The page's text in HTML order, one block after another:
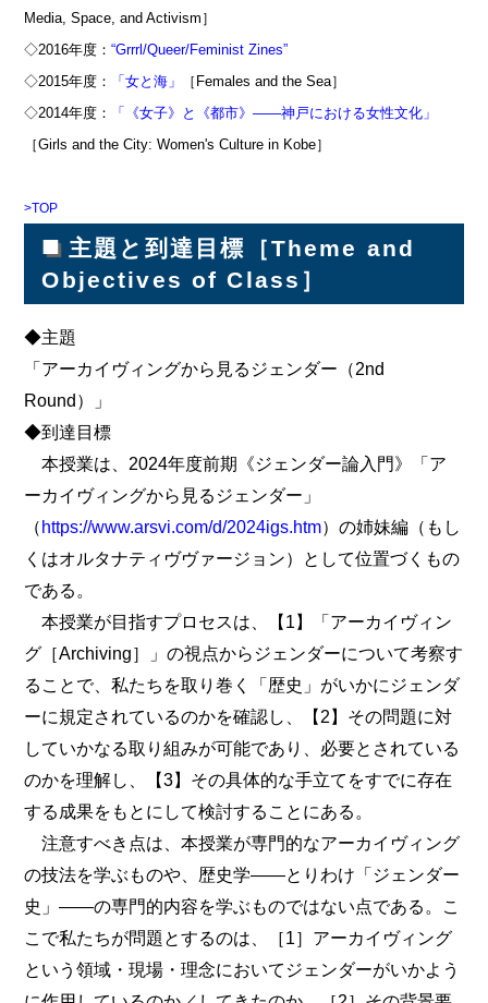
Media, Space, and Activism］
◇2016年度：“Grrrl/Queer/Feminist Zines”
◇2015年度：
「女と海」
［Females and the Sea］
◇2014年度：
「《女子》と《都市》――神戸における女性文化」
［Girls and the City: Women's Culture in Kobe］
>TOP
■ 主題と到達目標［Theme and
Objectives of Class］
◆主題
「アーカイヴィングから見るジェンダー（2nd
Round）」
◆到達目標
本授業は、2024年度前期《ジェンダー論入門》「ア
ーカイヴィングから見るジェンダー」
（https://www.arsvi.com/d/2024igs.htm）の姉妹編（もし
くはオルタナティヴヴァージョン）として位置づくもの
である。
本授業が目指すプロセスは、【1】「アーカイヴィン
グ［Archiving］」の視点からジェンダーについて考察す
ることで、私たちを取り巻く「歴史」がいかにジェンダ
ーに規定されているのかを確認し、【2】その問題に対
していかなる取り組みが可能であり、必要とされている
のかを理解し、【3】その具体的な手立てをすでに存在
する成果をもとにして検討することにある。
注意すべき点は、本授業が専門的なアーカイヴィング
の技法を学ぶものや、歴史学――とりわけ「ジェンダー
史」――の専門的内容を学ぶものではない点である。こ
こで私たちが問題とするのは、［1］アーカイヴィング
という領域・現場・理念においてジェンダーがいかよう